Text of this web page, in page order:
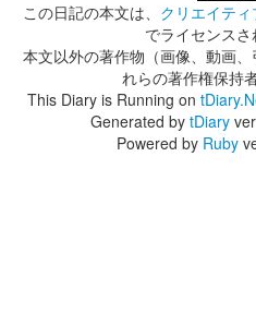
この日記の本文は、 クリエイテ
でライセンスさ
本文以外の著作物（画像、動画
れらの著作権保持
This Diary is Running on
Generated by tDiary
Powered by Ruby